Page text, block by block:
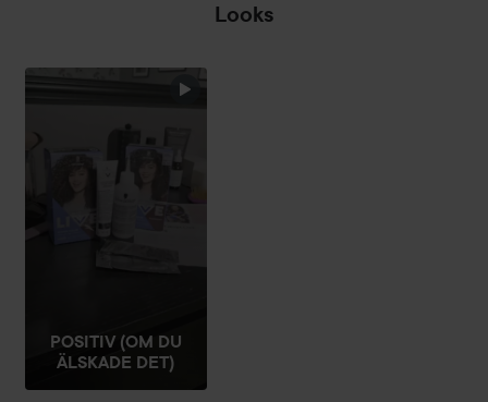
Live hårfärg-serien som ger både glans och intensitet.
glänsande look.
Permanent blåsvart hårfärg
Extra färgförstärkande glansbehandling för långvarig lyster
8 veckor av intensiv, oemotståndlig färg
Glansig finish
* Utan ingredienser med animaliskt ursprung
** Läs mer på smarterinitiative.com
*** Jämfört med före användning av balsambehandling
Looks
POSITIV (OM DU
ÄLSKADE DET)